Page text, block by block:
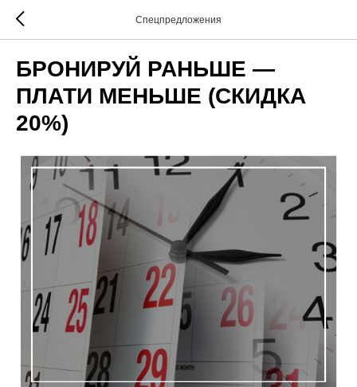
Спецпредложения
БРОНИРУЙ РАНЬШЕ —
ПЛАТИ МЕНЬШЕ (СКИДКА
20%)